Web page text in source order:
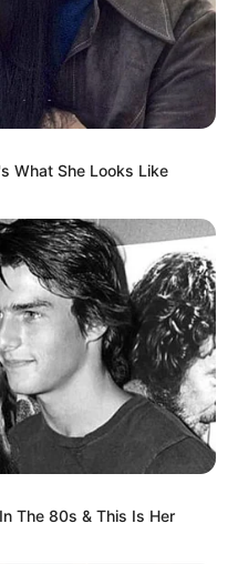
What She Looks Like
The 80s & This Is Her